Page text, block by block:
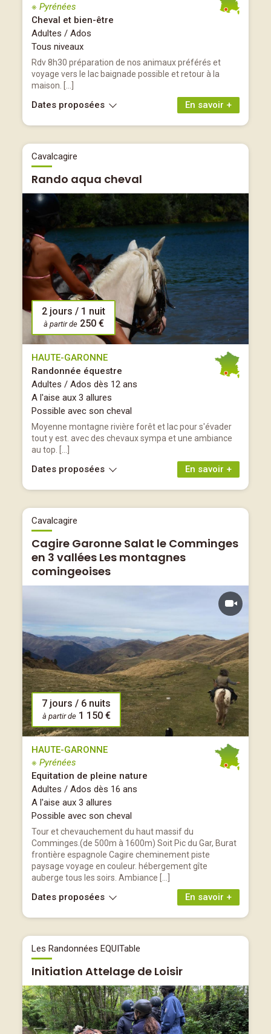
※ Pyrénées
Cheval et bien-être
Adultes / Ados
Tous niveaux
Rdv 8h30 préparation de nos animaux préférés et
voyage vers le lac baignade possible et retour à la
maison. […]
En savoir +
Dates proposées
Cavalcagire
Rando aqua cheval
2 jours / 1 nuit
à partir de 250 €
HAUTE-GARONNE
Randonnée équestre
Adultes / Ados dès 12 ans
A l'aise aux 3 allures
Possible avec son cheval
Moyenne montagne rivière forêt et lac pour s'évader
tout y est. avec des chevaux sympa et une ambiance
au top. […]
En savoir +
Dates proposées
Cavalcagire
Cagire Garonne Salat le Comminges
en 3 vallées Les montagnes
comingeoises
7 jours / 6 nuits
à partir de 1 150 €
HAUTE-GARONNE
※ Pyrénées
Equitation de pleine nature
Adultes / Ados dès 16 ans
A l'aise aux 3 allures
Possible avec son cheval
Tour et chevauchement du haut massif du
Comminges.(de 500m à 1600m) Soit Pic du Gar, Burat
frontière espagnole Cagire cheminement piste
paysage voyage en couleur. hébergement gîte
auberge tous les soirs. Ambiance […]
En savoir +
Dates proposées
Les Randonnées EQUITable
Initiation Attelage de Loisir